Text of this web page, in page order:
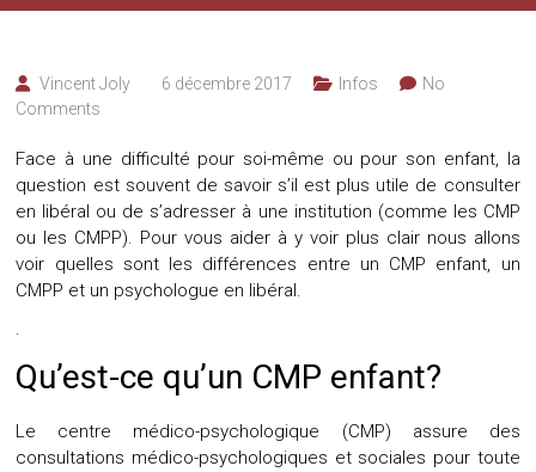
Vincent Joly 6 décembre 2017 Infos
No
Comments
Face à une difficulté pour soi-même ou pour son enfant, la
question est souvent de savoir s’il est plus utile de consulter
en libéral ou de s’adresser à une institution (comme les CMP
ou les CMPP). Pour vous aider à y voir plus clair nous allons
voir quelles sont les différences entre un CMP enfant, un
CMPP et un psychologue en libéral.
.
Qu’est-ce qu’un CMP enfant?
Le centre médico-psychologique (CMP) assure des
consultations médico-psychologiques et sociales pour toute